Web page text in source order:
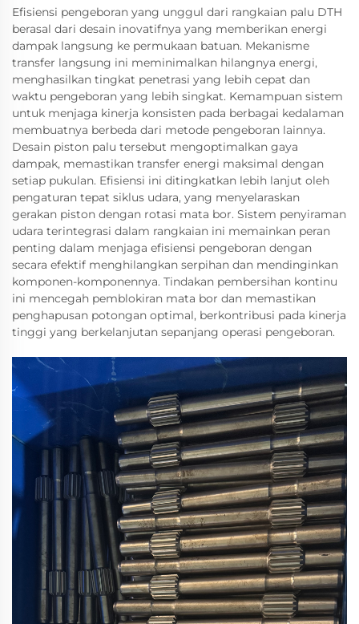
Efisiensi pengeboran yang unggul dari rangkaian palu DTH
berasal dari desain inovatifnya yang memberikan energi
dampak langsung ke permukaan batuan. Mekanisme
transfer langsung ini meminimalkan hilangnya energi,
menghasilkan tingkat penetrasi yang lebih cepat dan
waktu pengeboran yang lebih singkat. Kemampuan sistem
untuk menjaga kinerja konsisten pada berbagai kedalaman
membuatnya berbeda dari metode pengeboran lainnya.
Desain piston palu tersebut mengoptimalkan gaya
dampak, memastikan transfer energi maksimal dengan
setiap pukulan. Efisiensi ini ditingkatkan lebih lanjut oleh
pengaturan tepat siklus udara, yang menyelaraskan
gerakan piston dengan rotasi mata bor. Sistem penyiraman
udara terintegrasi dalam rangkaian ini memainkan peran
penting dalam menjaga efisiensi pengeboran dengan
secara efektif menghilangkan serpihan dan mendinginkan
komponen-komponennya. Tindakan pembersihan kontinu
ini mencegah pemblokiran mata bor dan memastikan
penghapusan potongan optimal, berkontribusi pada kinerja
tinggi yang berkelanjutan sepanjang operasi pengeboran.